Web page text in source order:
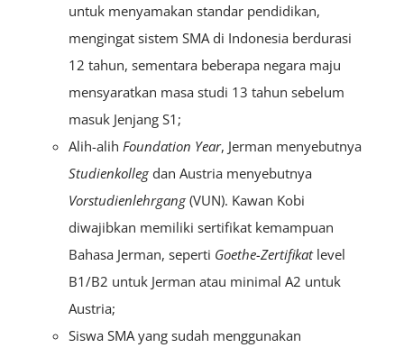
untuk menyamakan standar pendidikan,
mengingat sistem SMA di Indonesia berdurasi
12 tahun, sementara beberapa negara maju
mensyaratkan masa studi 13 tahun sebelum
masuk Jenjang S1;
Alih-alih Foundation Year, Jerman menyebutnya
Studienkollegdan Austria menyebutnya
Vorstudienlehrgang(VUN). Kawan Kobi
diwajibkan memiliki sertifikat kemampuan
Bahasa Jerman, seperti Goethe-Zertifikatlevel
B1/B2 untuk Jerman atau minimal A2 untuk
Austria;
Siswa SMA yang sudah menggunakan